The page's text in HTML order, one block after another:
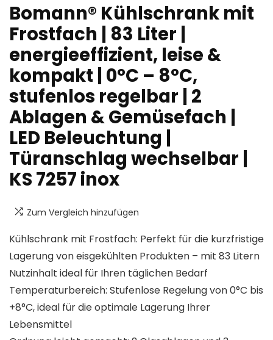
Bomann® Kühlschrank mit
Frostfach | 83 Liter |
energieeffizient, leise &
kompakt | 0°C – 8°C,
stufenlos regelbar | 2
Ablagen & Gemüsefach |
LED Beleuchtung |
Türanschlag wechselbar |
KS 7257 inox
Zum Vergleich hinzufügen
Kühlschrank mit Frostfach: Perfekt für die kurzfristige
Lagerung von eisgekühlten Produkten – mit 83 Litern
Nutzinhalt ideal für Ihren täglichen Bedarf
Temperaturbereich: Stufenlose Regelung von 0°C bis
+8°C, ideal für die optimale Lagerung Ihrer
Lebensmittel